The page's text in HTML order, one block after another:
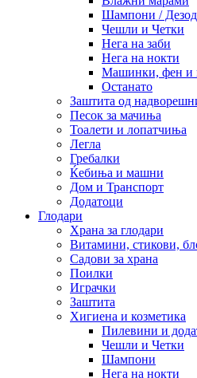
Шампони /
Чешли и Четки
Нега на заби
Нега на нокти
Машинки, фен и
Останато
Заштита од
Песок за мачиња
Тоалети и лопатчиња
Легла
Гребалки
Ќебиња и машни
Дом и Транспорт
Додатоци
Глодари
Храна за глодари
Витамини, стикови,
Садови за храна
Поилки
Играчки
Заштита
Хигиена и козметика
Пилевини и
Чешли и Четки
Шампони
Нега на нокти